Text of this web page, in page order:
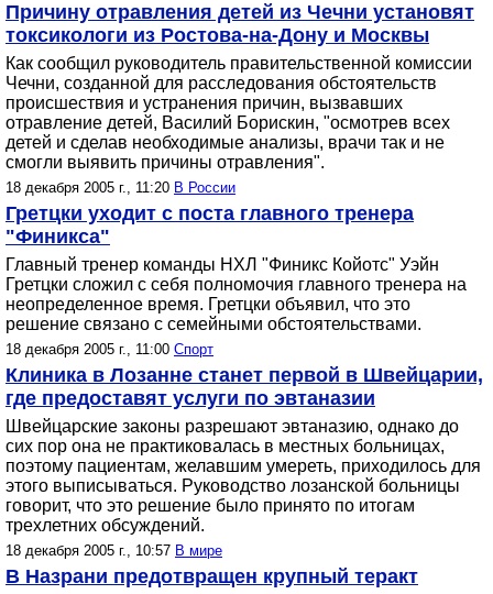
Причину отравления детей из Чечни установят
токсикологи из Ростова-на-Дону и Москвы
Как сообщил руководитель правительственной комиссии
Чечни, созданной для расследования обстоятельств
происшествия и устранения причин, вызвавших
отравление детей, Василий Борискин, "осмотрев всех
детей и сделав необходимые анализы, врачи так и не
смогли выявить причины отравления".
18 декабря 2005 г., 11:20 В России
Гретцки уходит с поста главного тренера
"Финикса"
Главный тренер команды НХЛ "Финикс Койотс" Уэйн
Гретцки сложил с себя полномочия главного тренера на
неопределенное время. Гретцки объявил, что это
решение связано с семейными обстоятельствами.
18 декабря 2005 г., 11:00 Спорт
Клиника в Лозанне станет первой в Швейцарии,
где предоставят услуги по эвтаназии
Швейцарские законы разрешают эвтаназию, однако до
сих пор она не практиковалась в местных больницах,
поэтому пациентам, желавшим умереть, приходилось для
этого выписываться. Руководство лозанской больницы
говорит, что это решение было принято по итогам
трехлетних обсуждений.
18 декабря 2005 г., 10:57 В мире
В Назрани предотвращен крупный теракт